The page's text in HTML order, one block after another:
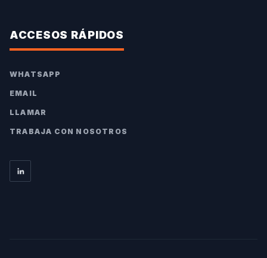
ACCESOS RÁPIDOS
WHATSAPP
EMAIL
LLAMAR
TRABAJA CON NOSOTROS